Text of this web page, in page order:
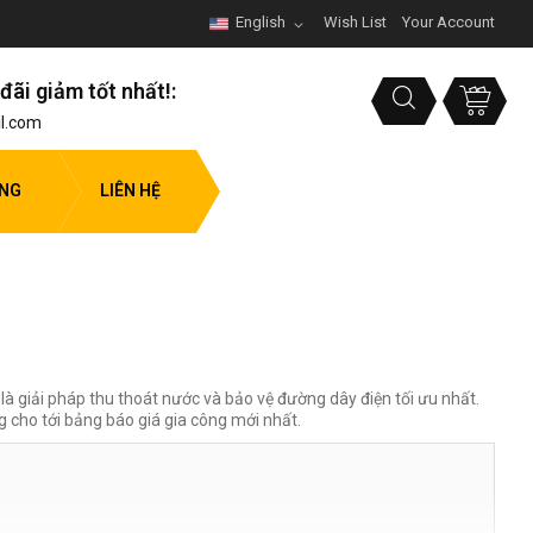
Wish List Your Account
English
giảm tốt nhất!:
LIÊN HỆ
là giải pháp thu thoát nước và bảo vệ đường dây điện tối ưu nhất.
cho tới bảng báo giá gia công mới nhất.